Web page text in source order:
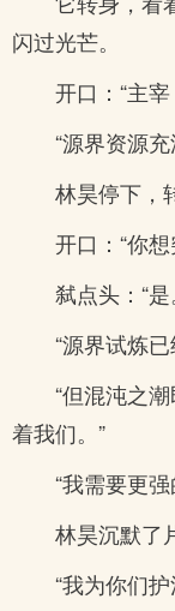
闪过光芒。
开口：“主
“源界资源
林昊停下，
开口：“你
弑点头：“是
“源界试炼
“但混沌之
着我们。”
“我需要更
林昊沉默了
“我为你们护